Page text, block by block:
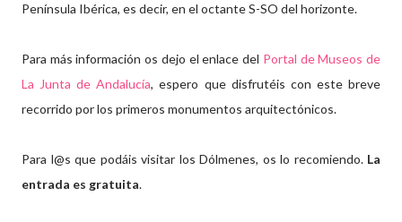
Península Ibérica, es decir, en el octante S-SO del horizonte.
Para más información os dejo el enlace del Portal de Museos de
La Junta de Andalucía, espero que disfrutéis con este breve
recorrido por los primeros monumentos arquitectónicos.
Para l@s que podáis visitar los Dólmenes, os lo recomiendo.La
entrada es gratuita.